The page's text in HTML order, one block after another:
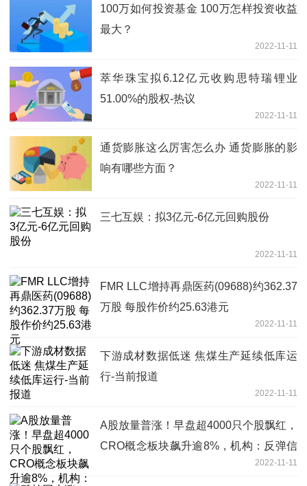
100万如何投资基金 100万怎样投资收益
最大？
2022-11-11
萃华珠宝拟6.12亿元收购思特瑞锂业
51.00%的股权-热议
2022-11-11
通货膨胀这么厉害怎么办 通货膨胀的影
响有哪些方面？
2022-11-11
三七互娱：拟3亿元-6亿元回购股份
2022-11-11
FMR LLC增持再鼎医药(09688)约362.37
万股 每股作价约25.63港元
2022-11-11
下游成材数据低迷 焦煤生产延续低库运
行-当前报道
2022-11-11
A股放量普涨！早盘超4000只个股飘红，
CRO概念板块飙升逾8%，机构：反弹信
2022-11-11